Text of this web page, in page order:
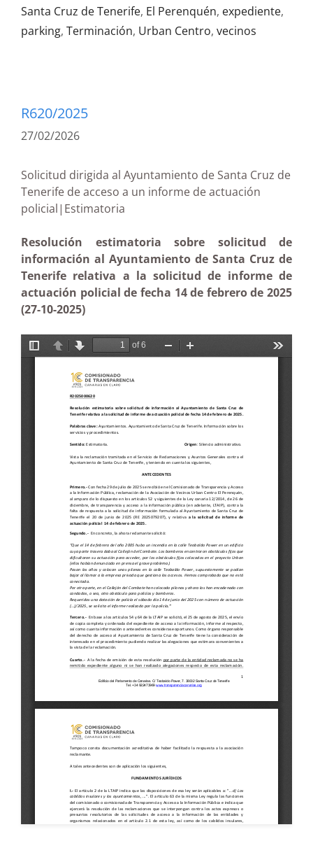
Santa Cruz de Tenerife, El Perenquén, expediente,
parking, Terminación, Urban Centro, vecinos
R620/2025
27/02/2026
Solicitud dirigida al Ayuntamiento de Santa Cruz de
Tenerife de acceso a un informe de actuación
policial|Estimatoria
Resolución estimatoria sobre solicitud de
información al Ayuntamiento de Santa Cruz de
Tenerife relativa a la solicitud de informe de
actuación policial de fecha 14 de febrero de 2025
(27-10-2025)